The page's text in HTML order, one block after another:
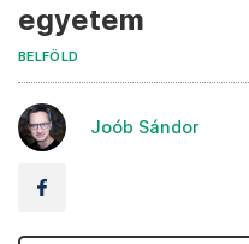
egyetem
BELFÖLD
Joób Sándor